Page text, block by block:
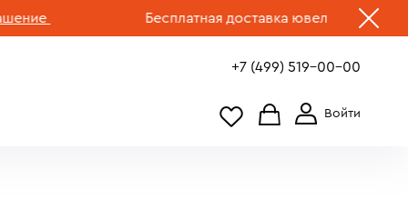
Бесплатная доставка ювелирных изделий
+7 (499) 519-00-00